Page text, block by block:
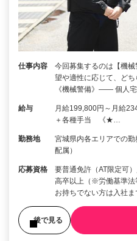
仕事内容
今回募集するのは【機
望や適性に応じて、ど
《機械警備》―― 個人
給与
月給199,800円～月給
＋各種手当 《★…
勤務地
宮城県内各エリアでの
配属）
応募資格
要普通免許（AT限定可
高卒以上（※労働基準
お持ちでない方は入社ま
後で見る